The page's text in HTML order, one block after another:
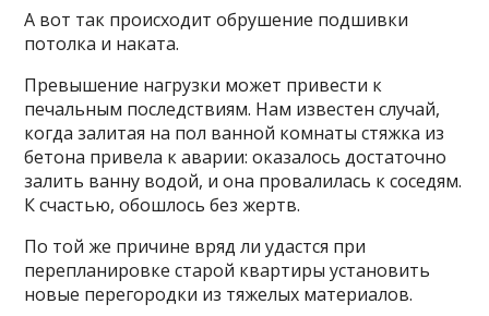
А вот так происходит обрушение подшивки
потолка и наката.
Превышение нагрузки может привести к
печальным последствиям. Нам известен случай,
когда залитая на пол ванной комнаты стяжка из
бетона привела к аварии: оказалось достаточно
залить ванну водой, и она провалилась к соседям.
К счастью, обошлось без жертв.
По той же причине вряд ли удастся при
перепланировке старой квартиры установить
новые перегородки из тяжелых материалов.